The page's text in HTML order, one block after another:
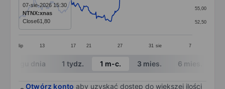
The chart has 1 X axis displaying categories.
The chart has 1 Y axis displaying values. Data
lip 13 17 21 27 31 sie 7
52,50
55,00
07-sie-2026 15:30
NTNX:xnas
Close61,80
End of interactive chart.
W ciągu dnia 1 tydz. 1 m-c. 3 mies. 6 mies.
Otwórz konto aby uzyskać dostęp do większej ilości